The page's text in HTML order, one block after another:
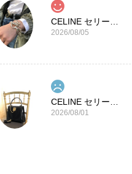
2026/08/05
2026/08/01